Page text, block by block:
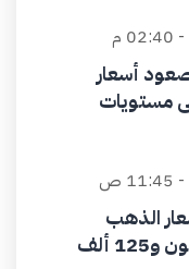
صعود أسعار
مستويات
الذهب
والغرام يسجل مليون و125 ألف